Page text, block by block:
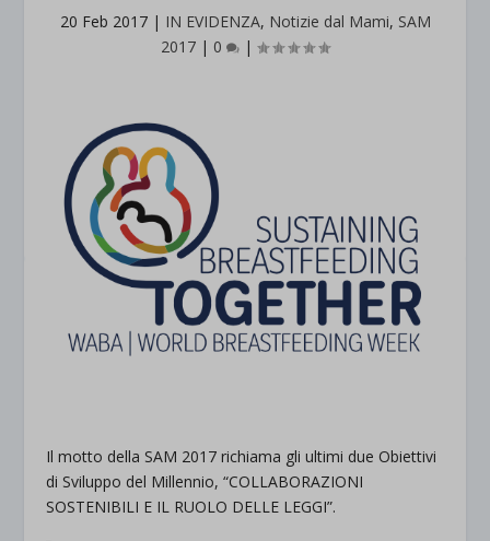
20 Feb 2017| IN EVIDENZA, Notizie dal Mami, SAM
2017 | 0 |
Il motto della SAM 2017 richiama gli ultimi due Obiettivi
di Sviluppo del Millennio, “COLLABORAZIONI
SOSTENIBILI E IL RUOLO DELLE LEGGI”.